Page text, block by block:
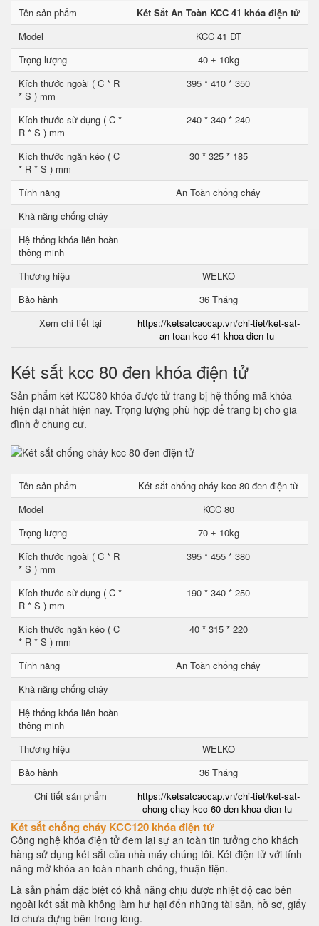
Tên sản phẩm
Két Sắt An Toàn KCC 41 khóa điện tử
Model
KCC 41 DT
Trọng lượng
40 ± 10kg
Kích thước ngoài ( C * R
* S ) mm
395 * 410 * 350
Kích thước sử dụng ( C *
R * S ) mm
240 * 340 * 240
Kích thước ngăn kéo ( C
* R * S ) mm
30 * 325 * 185
Tính năng
An Toàn chống cháy
Khả năng chống cháy
Hệ thống khóa liên hoàn
thông minh
Thương hiệu
WELKO
Bảo hành
36 Tháng
Xem chi tiết tại
https://ketsatcaocap.vn/chi-tiet/ket-sat-
an-toan-kcc-41-khoa-dien-tu
Két sắt kcc 80 đen khóa điện tử
Sản phẩm két KCC80 khóa được tử trang bị hệ thống mã khóa
hiện đại nhất hiện nay. Trọng lượng phù hợp để trang bị cho gia
đình ở chung cư.
Tên sản phẩm
Két sắt chống cháy kcc 80 đen điện tử
Model
KCC 80
Trọng lượng
70 ± 10kg
Kích thước ngoài ( C * R
* S ) mm
395 * 455 * 380
Kích thước sử dụng ( C *
R * S ) mm
190 * 340 * 250
Kích thước ngăn kéo ( C
* R * S ) mm
40 * 315 * 220
Tính năng
An Toàn chống cháy
Khả năng chống cháy
Hệ thống khóa liên hoàn
thông minh
Thương hiệu
WELKO
Bảo hành
36 Tháng
Chi tiết sản phẩm
https://ketsatcaocap.vn/chi-tiet/ket-sat-
chong-chay-kcc-60-den-khoa-dien-tu
Két sắt chống cháy KCC120 khóa điện tử
Công nghệ khóa điện tử đem lại sự an toàn tin tưởng cho khách
hàng sử dụng két sắt của nhà máy chúng tôi. Két điện tử với tính
năng mở khóa an toàn nhanh chóng, thuận tiện.
Là sản phẩm đặc biệt có khả năng chịu được nhiệt độ cao bên
ngoài két sắt mà không làm hư hại đến những tài sản, hồ sơ, giấy
tờ chưa đựng bên trong lòng.